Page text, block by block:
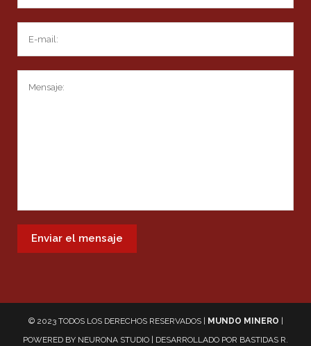
© 2023 TODOS LOS DERECHOS RESERVADOS | MUNDO MINERO
POWERED BY NEURONA STUDIO | DESARROLLADO POR BASTIDAS R.